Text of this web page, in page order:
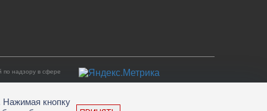
надзору в сфере
Нажимая кнопку